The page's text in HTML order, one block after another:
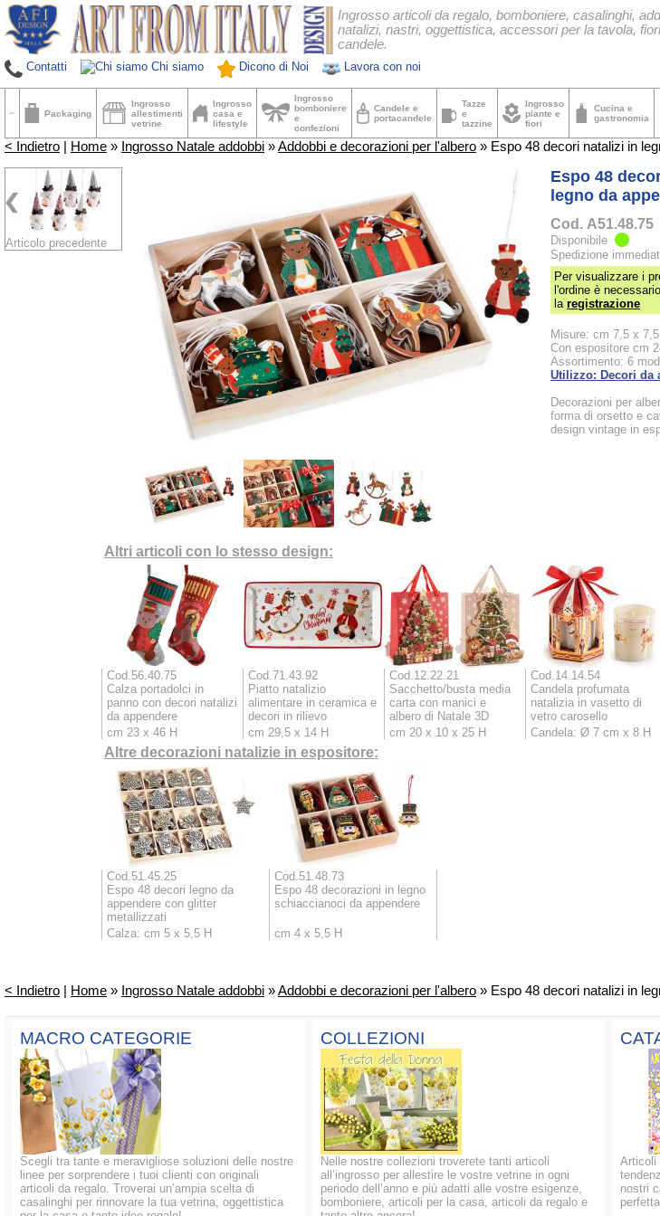
Contatti Chi siamo Dicono di Noi Lavora con noi
Ingrosso articoli da regalo, bomboniere, casalinghi,
natalizi, nastri, oggettistica, accessori per la tavola,
candele.
Packaging
Ingrosso
allestimenti
vetrine
Ingrosso
casa e
lifestyle
Ingrosso
bomboniere
e
confezioni
Candele e
portacandele
Tazze
e
tazzine
Ingrosso
piante e
fiori
Cucina e
gastronomia
< Indietro Home » Ingrosso Natale addobbi »Addobbi e decorazioni per l'albero » Espo 48 decori natalizi in
Articolo precedente
Espo 48
legno da
Cod. A51.48.75
Disponibile
Spedizione
Per visualizzare i
l'ordine è
la registrazione
Misure: cm 7,5 x 7,5
Con espositore cm
Assortimento: 6
Utilizzo: Decori da
Decorazioni per
forma di orsetto e
design vintage in
Altri articoli con lo stesso design:
Cod.56.40.75
Calza portadolci in
panno con decori natalizi
da appendere
cm 23 x 46 H
Cod.71.43.92
Piatto natalizio
alimentare in ceramica e
decori in rilievo
cm 29,5 x 14 H
Cod.12.22.21
Sacchetto/busta media
carta con manici e
albero di Natale 3D
cm 20 x 10 x 25 H
Cod.14.14.54
Candela profumata
natalizia in vasetto di
vetro carosello
Candela: Ø 7 cm x 8 H
Altre decorazioni natalizie in espositore:
Cod.51.45.25
Espo 48 decori legno da
appendere con glitter
metallizzati
Calza: cm 5 x 5,5 H
Cod.51.48.73
Espo 48 decorazioni in legno
schiaccianoci da appendere
cm 4 x 5,5 H
< Indietro | Home » Ingrosso Natale addobbi »Addobbi e decorazioni per l'albero » Espo 48 decori natalizi in
MACRO CATEGORIE
Scegli tra tante e meravigliose soluzioni delle nostre
linee per sorprendere i tuoi clienti con originali
articoli da regalo. Troverai un’ampia scelta di
casalinghi per rinnovare la tua vetrina, oggettistica
COLLEZIONI
Nelle nostre collezioni troverete tanti articoli
all’ingrosso per allestire le vostre vetrine in ogni
periodo dell’anno e più adatti alle vostre esigenze,
bomboniere, articoli per la casa, articoli da regalo e
Articoli
nostri